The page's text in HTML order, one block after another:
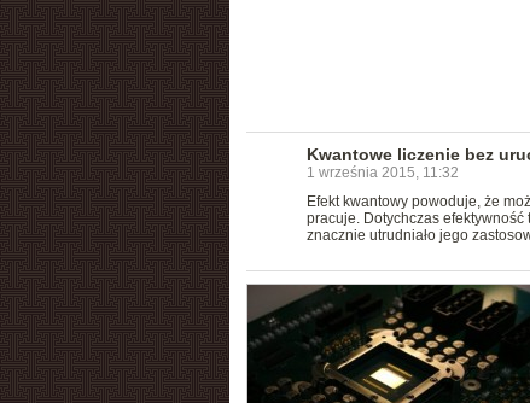
Kwantowe liczenie bez
1 września 2015, 11:32
Efekt kwantowy powoduje, że
pracuje. Dotychczas
znacznie utrudniało jego